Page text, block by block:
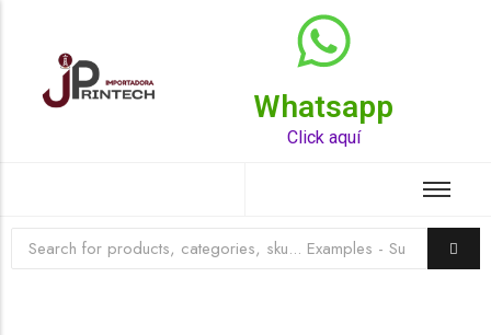
Whatsapp
Click aquí
Top Rated Product